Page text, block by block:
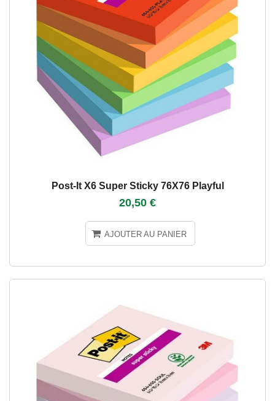
Post-It X6 Super Sticky 76X76 Playful
20,50 €
AJOUTER AU PANIER